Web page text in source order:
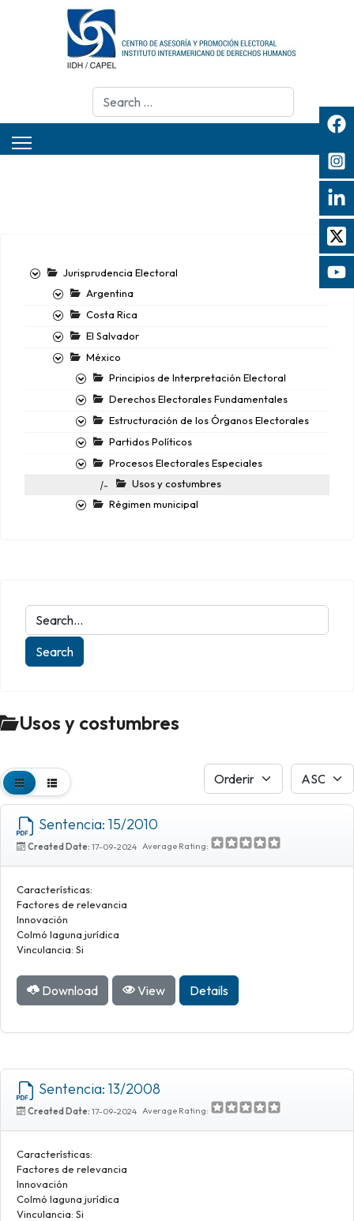
Search
Jurisprudencia Electoral
Argentina
Costa Rica
El Salvador
México
Principios de Interpretación Electoral
Derechos Electorales Fundamentales
Estructuración de los Órganos Electorales
Partidos Políticos
Procesos Electorales Especiales
|-
Usos y costumbres
Régimen municipal
Usos y costumbres
Sentencia: 15/2010
Created Date: 17-09-2024 Average Rating:
Características:
Factores de relevancia
Innovación
Colmó laguna jurídica
Vinculancia: Si
Download View Details
Sentencia: 13/2008
Created Date: 17-09-2024 Average Rating:
Características:
Factores de relevancia
Innovación
Colmó laguna jurídica
Vinculancia: Si